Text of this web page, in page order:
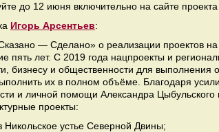
до 12 июня включительно на сайте
Игорь Арсентьев:
— Сделано» о реализации проектов
пять лет. С 2019 года нацпроекты и
бизнесу и общественности для выполнения
их в полном объёме. Благодаря
и личной помощи Александра Цыбульского
проекты:
Никольское устье Северной Двины;